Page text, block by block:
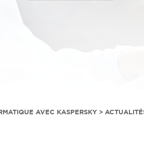
AVEC KASPERSKY >